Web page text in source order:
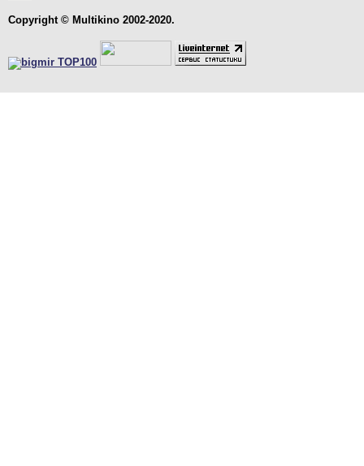
Copyright © Multikino 2002-2020.